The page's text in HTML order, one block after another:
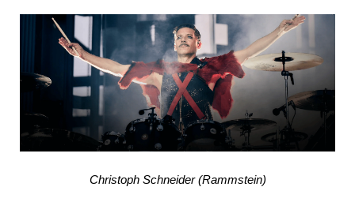
Christoph Schneider (Rammstein)